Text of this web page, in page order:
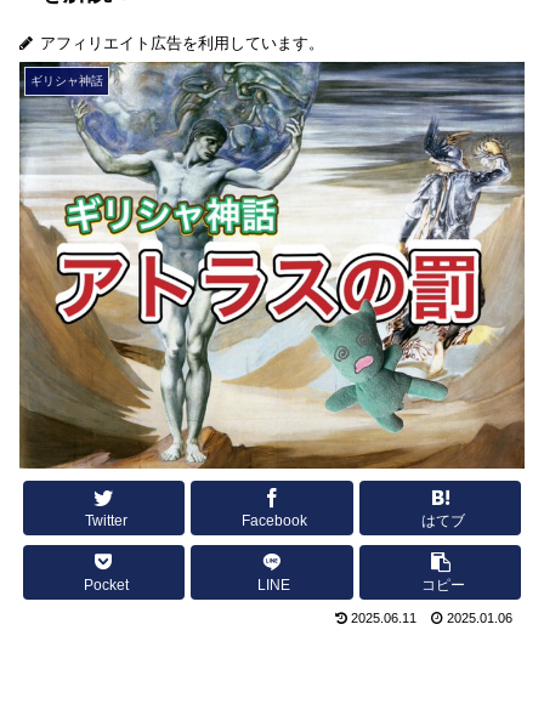
アフィリエイト広告を利用しています。
ギリシャ神話
Twitter Facebook はてブ
Pocket LINE コピー
2025.06.11 2025.01.06